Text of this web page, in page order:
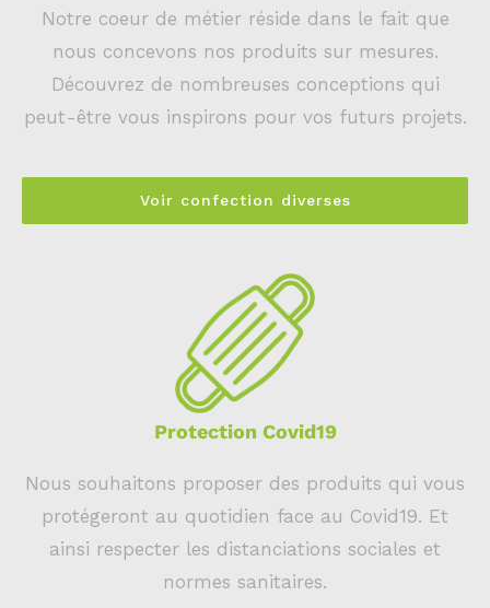
Notre coeur de métier réside dans le fait que
nous concevons nos produits sur mesures.
Découvrez de nombreuses conceptions qui
peut-être vous inspirons pour vos futurs projets.
Voir confection diverses
Protection Covid19
Nous souhaitons proposer des produits qui vous
protégeront au quotidien face au Covid19. Et
ainsi respecter les distanciations sociales et
normes sanitaires.